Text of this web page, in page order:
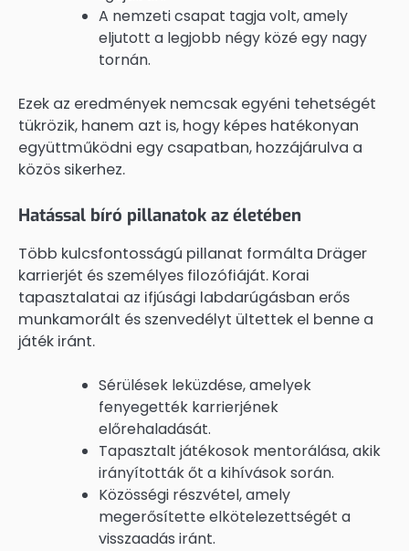
A nemzeti csapat tagja volt, amely
eljutott a legjobb négy közé egy nagy
tornán.
Ezek az eredmények nemcsak egyéni tehetségét
tükrözik, hanem azt is, hogy képes hatékonyan
együttműködni egy csapatban, hozzájárulva a
közös sikerhez.
Hatással bíró pillanatok az életében
Több kulcsfontosságú pillanat formálta Dräger
karrierjét és személyes filozófiáját. Korai
tapasztalatai az ifjúsági labdarúgásban erős
munkamorált és szenvedélyt ültettek el benne a
játék iránt.
Sérülések leküzdése, amelyek
fenyegették karrierjének
előrehaladását.
Tapasztalt játékosok mentorálása, akik
irányították őt a kihívások során.
Közösségi részvétel, amely
megerősítette elkötelezettségét a
visszaadás iránt.